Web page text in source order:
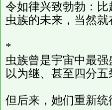
令如律兴致勃勃：
虫族的未来，当然就
*
虫族曾是宇宙中最
以为继、甚至四分五
但后来，她们重新